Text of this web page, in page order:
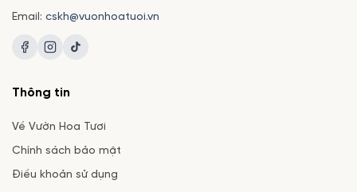
Email: cskh@vuonhoatuoi.vn
Thông tin
Về Vườn Hoa Tươi
Chính sách bảo mật
Điều khoản sử dụng